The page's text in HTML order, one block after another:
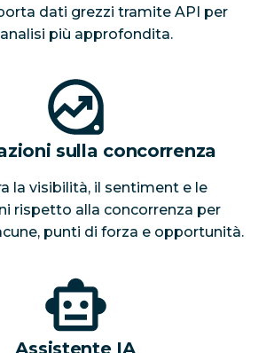
dati grezzi tramite API per
più approfondita.
sulla concorrenza
la visibilità, il sentiment e le
rispetto alla concorrenza per
punti di forza e opportunità.
Assistente IA